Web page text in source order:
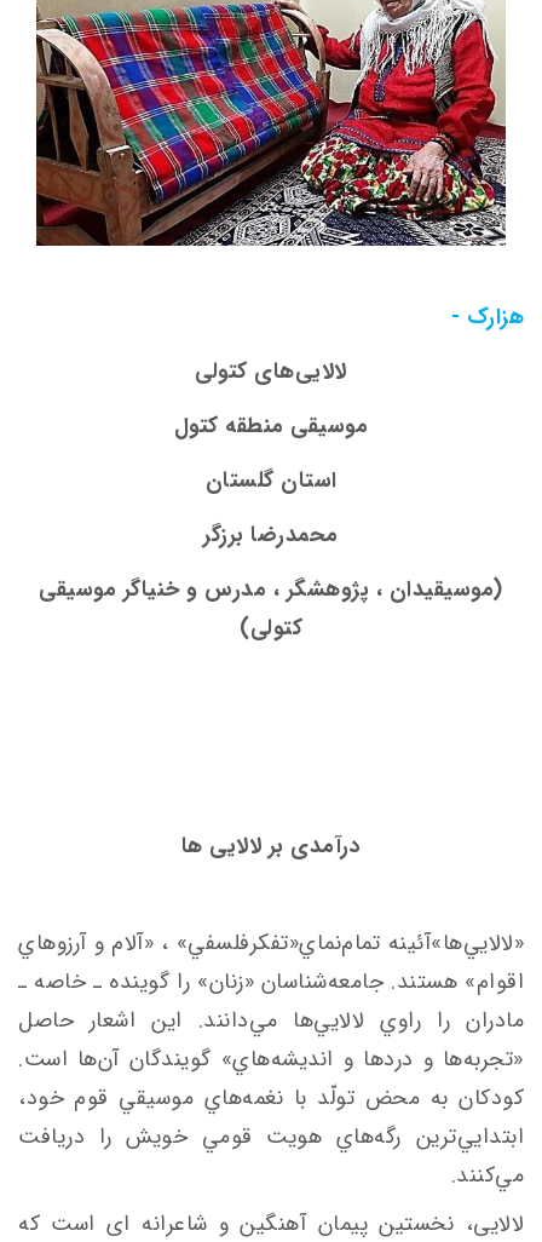
هزارک -
لالایی‌­های کتولی
موسیقی منطقه کتول
استان گلستان
محمدرضا برزگر
(موسیقیدان ، پژوهشگر ، مدرس و خنیاگر موسیقی
کتولی)
درآمدی بر لالایی ها
«لالايي‌ها»آئينه تمام‌نماي«تفكرفلسفي» ، «آلام‌ و آرزوهاي
اقوام» هستند. جامعه‌شناسان «زنان» را گوينده ـ خاصه ـ
مادران را راوي لالايي‌ها مي‌دانند. اين اشعار حاصل
«تجربه‌ها و دردها و انديشه‌هاي» گويندگان آن‌ها است.
كودكان به محض تولّد با نغمه‌هاي موسيقي قوم خود،
ابتدايي‌ترين رگه‌هاي هويت قومي خويش را دريافت
مي‌كنند.
لالایی، نخستین پیمان آهنگین و شاعرانه ای است که